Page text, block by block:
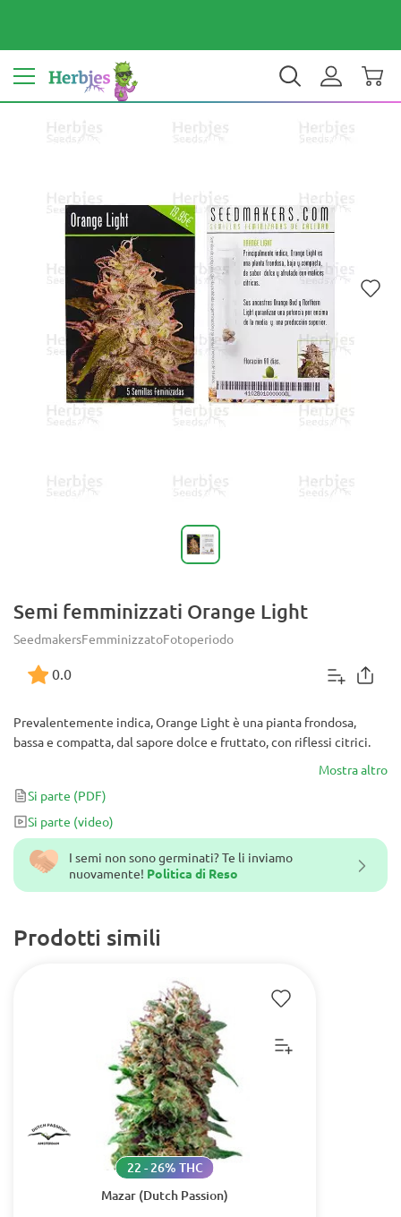
Il tuo Paese: Italy € EUR IT
Semi femminizzati Orange Light
SeedmakersFemminizzatoFotoperiodo
0.0
I semi non sono germinati? Te li inviamo
nuovamente! Politica di Reso
Prodotti simili
Mazar (Dutch Passion)
22 - 26% THC
Prevalentemente indica, Orange Light è una pianta frondosa,
bassa e compatta, dal sapore dolce e fruttato, con riflessi citrici.
Mostra altro
Si parte (PDF)
Si parte (video)